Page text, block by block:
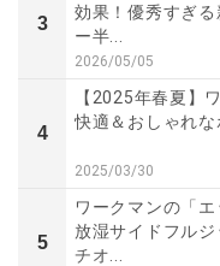
3
効果！優秀すぎ
ー半...
2026/05/05
4
【2025年春夏】
快適＆おしゃれ
2025/03/30
5
ワークマンの「
放湿サイドフル
チオ...